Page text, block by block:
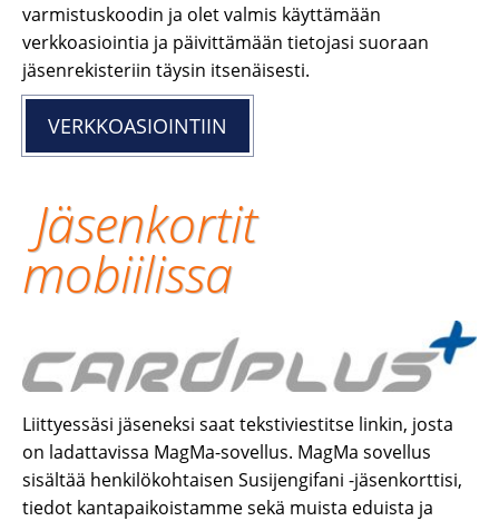
varmistuskoodin ja olet valmis käyttämään
verkkoasiointia ja päivittämään tietojasi suoraan
jäsenrekisteriin täysin itsenäisesti.
VERKKOASIOINTIIN
Jäsenkortit
mobiilissa
Liittyessäsi jäseneksi saat tekstiviestitse linkin, josta
on ladattavissa MagMa-sovellus. MagMa sovellus
sisältää henkilökohtaisen Susijengifani -jäsenkorttisi,
tiedot kantapaikoistamme sekä muista eduista ja